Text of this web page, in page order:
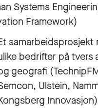
Systems
Framework)
samarbeidsprosjekt
bedrifter på tvers
geografi
Ulstein,